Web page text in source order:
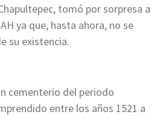
tomó por sorpresa a
ya que, hasta ahora, no se
su existencia.
cementerio del periodo
entre los años 1521 a